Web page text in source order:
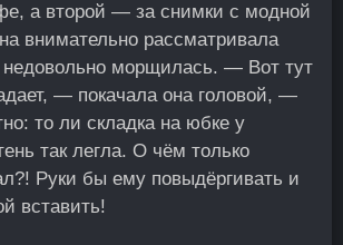
а второй — за снимки с модной
внимательно рассматривала
недовольно морщилась. — Вот тут
— покачала она головой, —
то ли складка на юбке у
так легла. О чём только
Руки бы ему повыдёргивать и
вставить!